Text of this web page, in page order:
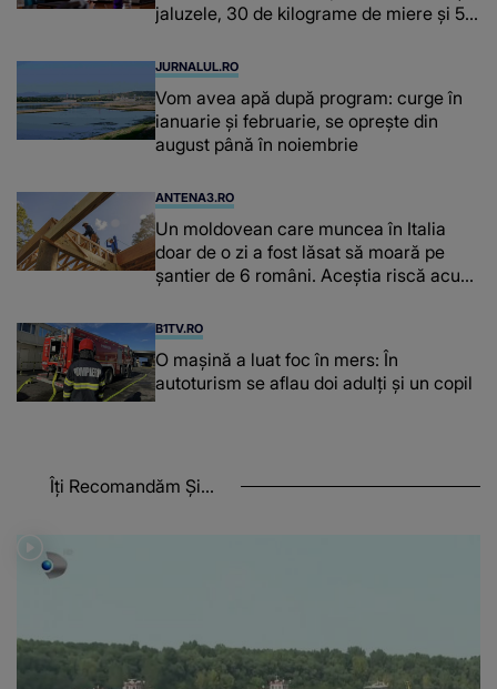
jaluzele, 30 de kilograme de miere și 50
JURNALUL.RO
Vom avea apă după program: curge în
ianuarie și februarie, se oprește din
august până în noiembrie
ANTENA3.RO
Un moldovean care muncea în Italia
doar de o zi a fost lăsat să moară pe
şantier de 6 români. Aceștia riscă acum
B1TV.RO
O maşină a luat foc în mers: În
autoturism se aflau doi adulți și un copil
Îți Recomandăm Și...